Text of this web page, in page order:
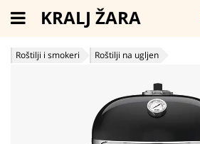
KRALJ ŽARA
Roštilji i smokeri Roštilji na ugljen